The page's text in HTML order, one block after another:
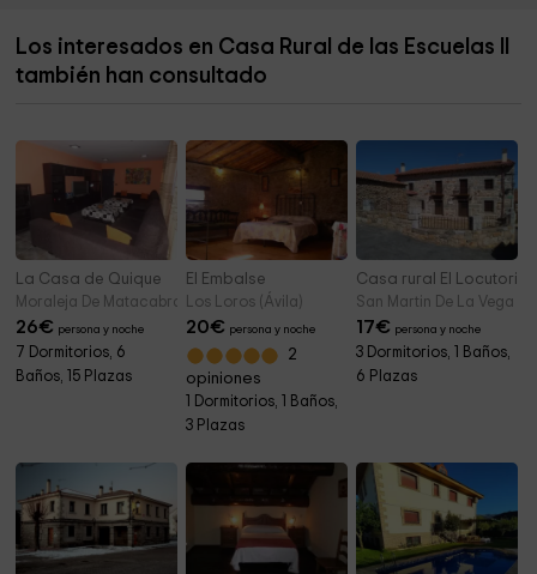
Ayuntamiento de Cebreros (Ruta de Cela) 6,1 km
Los interesados en Casa Rural de las Escuelas II
también han consultado
La Casa de Quique
Moraleja De Matacabras (Ávila)
26€ persona y noche
7 Dormitorios, 6
Baños, 15 Plazas
El Embalse
Los Loros (Ávila)
20€ persona y noche
2
opiniones
1 Dormitorios, 1 Baños,
3 Plazas
Casa rural El Locutorio
San Martin De La Vega
17€ persona y noche
3 Dormitorios, 1 Baños,
6 Plazas